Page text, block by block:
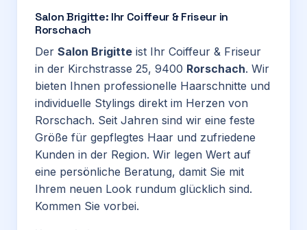
Salon Brigitte: Ihr Coiffeur & Friseur in
Rorschach
Der Salon Brigitte ist Ihr Coiffeur & Friseur
in der Kirchstrasse 25, 9400 Rorschach. Wir
bieten Ihnen professionelle Haarschnitte und
individuelle Stylings direkt im Herzen von
Rorschach. Seit Jahren sind wir eine feste
Größe für gepflegtes Haar und zufriedene
Kunden in der Region. Wir legen Wert auf
eine persönliche Beratung, damit Sie mit
Ihrem neuen Look rundum glücklich sind.
Kommen Sie vorbei.